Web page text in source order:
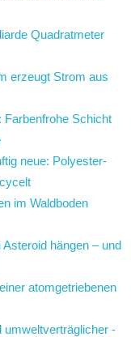
Quadratmeter
erzeugt Strom aus
Farbenfrohe Schicht
neue: Polyester-
im Waldboden
hängen – und
atomgetriebenen
umweltverträglicher -